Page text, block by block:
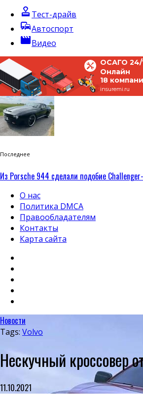
approval Тест-драйв
commuteАвтоспорт
movieВидео
ОСАГО 24/
Онлайн
18
insuremi.ru
Последнее
Из Porsche 944 сделали подобие
О нас
Политика DMCA
Правообладателям
Контакты
Карта сайта
Новости
Tags: Volvo
Нескучный кроссовер
11.10.2021